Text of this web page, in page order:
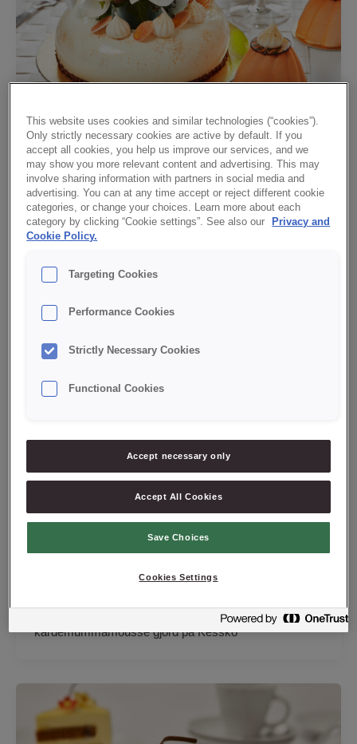
Nyårstårta
carlota/September 28, 2022
En vacker och smakfull nyårstårta med Vit
chokladmousse, Maracuja/Peachmousse, Mörk Tryffel
och en chokladbotten gjord på CREDI®Cake Mormors
Blodapelsintårta
En fantastisk moussetårta med en kokosbotten på
Blodapelsinmousse. Innehåller också en
kardemummamousse gjord på Kessko
This website uses cookies and similar technologies (“cookies”).
Only strictly necessary cookies are active by default. If you
accept all cookies, you help us improve our services, and we
may show you more relevant content and advertising. This may
involve sharing information with partners in social media and
advertising. You can at any time accept or reject different cookie
categories, or change your choices. Learn more about each
category by clicking “Cookie settings”. See also our
Privacy and
Cookie Policy.
Targeting Cookies
Performance Cookies
Strictly Necessary Cookies
Functional Cookies
Accept necessary only
Accept All Cookies
Save Choices
Cookies Settings